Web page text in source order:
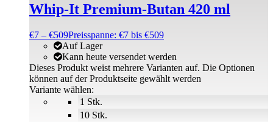
Whip-It Premium-Butan 420 ml
€7 – €509Preisspanne: €7 bis €509
1 Stk.
10 Stk.
Auf Lager
Kann heute versendet werden
Variante wählen:
Dieses Produkt weist mehrere Varianten auf. Die Optionen
können auf der Produktseite gewählt werden